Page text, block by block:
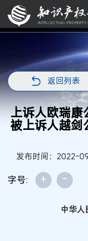
返回列表
上诉人欧瑞康
被上诉人越剑
发布时间：2022-
字号: + -
中华